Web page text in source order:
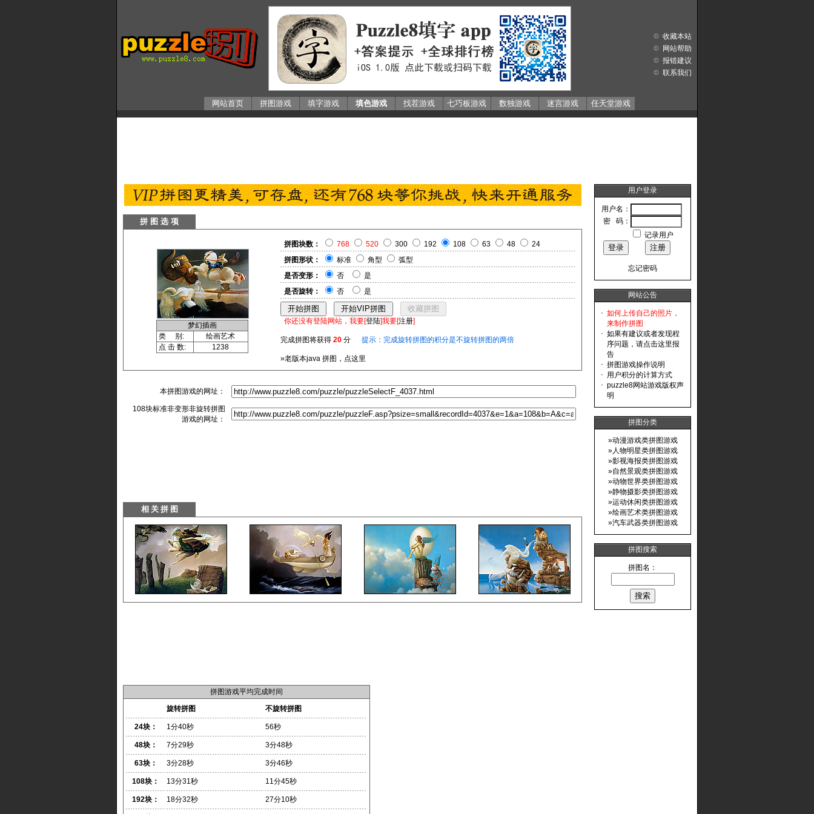
网站首页 拼图游戏 填字游戏 填色游戏 找茬游戏 七巧板游戏 数独游戏 迷宫游戏 任天堂游戏
收藏本站
网站帮助
报错建议
联系我们
拼 图 选 项
梦幻插画
类 别:
绘画艺术
点 击 数:
1238
拼图块数： 768 520 300 192 108 63 48
24
拼图形状：
标准 角型
弧型
是否变形：
否
是
是否旋转：
否 是
你还没有登陆网站，我要[登陆]我要[注册]
完成拼图将获得 20 分 提示：完成旋转拼图的积分是不旋转拼图的两倍
»老版本java 拼图，点这里
本拼图游戏的网址：
108块标准非变形非旋转拼图
游戏的网址：
拼图游戏平均完成时间
旋转拼图
不旋转拼图
24块： 1分40秒 56秒
48块： 7分29秒 3分48秒
63块： 3分28秒 3分46秒
108块： 13分31秒 11分45秒
192块： 18分32秒 27分10秒
用户登录
用户名：
密 码：
记录用户
忘记密码
网站公告
· 如何上传自己的照片，
来制作拼图
· 如果有建议或者发现程
序问题，请点击这里报
告
· 拼图游戏操作说明
· 用户积分的计算方式
· puzzle8网站游戏版权声
明
拼图分类
»动漫游戏类拼图游戏
»人物明星类拼图游戏
»影视海报类拼图游戏
»自然景观类拼图游戏
»动物世界类拼图游戏
»静物摄影类拼图游戏
»运动休闲类拼图游戏
»绘画艺术类拼图游戏
»汽车武器类拼图游戏
拼图搜索
拼图名：